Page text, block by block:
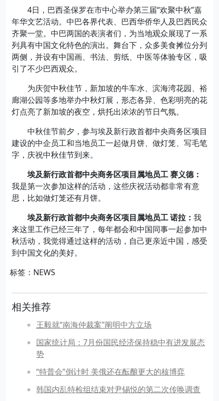
4日，巴西圣保罗在市中心举办第三届“欢聚中秋”嘉
年华文艺活动。中巴各界代表、巴西华侨华人及巴西民众
齐聚一堂。中巴两国的表演者们，为当地观众展现了一系
列具有中国文化特色的演出。舞台下，众多美食摊位分列
两侧，并设有中国画、书法、剪纸、中医等体验专区，吸
引了不少巴西观众。
为庆贺中秋佳节，新加坡的牛车水、滨海湾花园、裕
廊湖公园等多地举办中秋灯展，形态各异、色彩明亮的花
灯点亮了新加坡的夜空，烘托出浓浓的节日气氛。
中秋佳节前夕，参与埃及新行政首都中央商务区项目
建设的中企员工和当地员工一起做月饼、做灯笼、写毛笔
字，庆祝中秋佳节到来。
埃及新行政首都中央商务区项目属地员工 赛义德：
我是第一次参加这样的活动，这些庆祝活动都非常有意
思，比如做灯笼还有月饼。
埃及新行政首都中央商务区项目属地员工 诺拉： 我
来这里工作已经三年了，每年都会和中国同事一起参加中
秋活动，我觉得通过这样的活动，自己更亲近中国，感受
到中国文化的美好。
标签：NEWS
相关推荐
王毅就“南海仲裁案”阐明中方立场
国家统计局：7月份国民经济保持稳中有进发展态
势
“特普会”倒计时 美俄还在酝酿更大的核博弈
韩国内乱特检组结束对尹锡悦的第二次传唤调查